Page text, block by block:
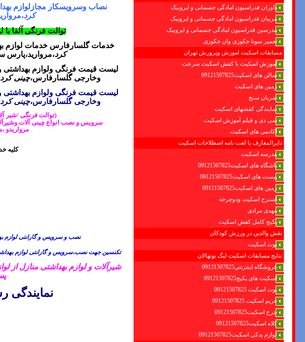
داوران فدراسیون امادگی جسمانی و ایروبیک
مربیان فدراسیون امادگی جسمانی و ایروبیک
مدرسین فدراسیون امادگی جسمانی و ایروبیک
تعمیر سونا جکوزی وان جکوزی
مسابقات اسکیت اموزش وپرورش تهران
آموزش اسکیت با کفش اسکیت سرعت
سالن های اسکیت09121507825
زمین های اسکیت
ضربان سنج
نمایندگی کفشهای اسکیت
سی دی و فیلم آموزش اسکیت
آکادمی های اسکیت
دایرالمعارف یا لغت نامه اصطلاحات اسکیت
مدرسه اسکیت
باشگاه های اسکیت09121507825
پیست های اسکیت09121507825
زمین های اسکیت09121507825
استرج اسکیت ودوچرخه
مهدی مرادی
پکیج کامل کفش اسکیت
نقش والدین در ورزش کودکان
بوت اسکیت
نتایج مسابقات اسکیت لیگ نونهالان
فروشگاه اينترنتي09121507825
اسکیت های پکیج09121507825
بوت اسکیت 09121507825
فریم اسکیت 09121507825
چرخ اسکیت09121507825
کلاه اسکیت09121507825
لوازم یدکی اسکیت09121507825
نصاب وسرویسکار مجازلوازم
کرد
توالت فرنگی آلفا
خدمات گلسارفارس خدمات لوازم
کرد،مروارید،پارس
لیست قیمت فرنگی ولوازم
وخارجیگلسارفارس،چینی کرد
لیست قیمت فرنگی ولوازم
وخارجیگلسارفارس،چینی کرد
(توالت فرنگی /شیر
سرویس و نصب انواع چینی آلات
مرواریدو
کلیه
نصب و سرویس و گارانتی لوازم
تکنسین جهت نصب،سرویس و گارانتی لوازم
شیرآلات و لوازم بهداشتی منازل از
نمایندگی